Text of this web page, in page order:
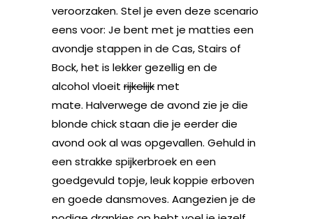
veroorzaken. Stel je even deze scenario
eens voor: Je bent met je matties een
avondje stappen in de Cas, Stairs of
Bock, het is lekker gezellig en de
alcohol vloeit rijkelijkmet
mate. Halverwege de avond zie je die
blonde chick staan die je eerder die
avond ook al was opgevallen. Gehuld in
een strakke spijkerbroek en een
goedgevuld topje, leuk koppie erboven
en goede dansmoves. Aangezien je de